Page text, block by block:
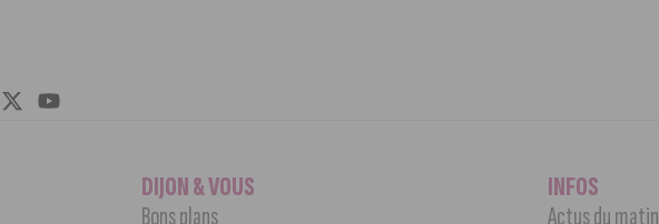
DIJON & VOUS
Bons plans
INFOS
Actus du matin